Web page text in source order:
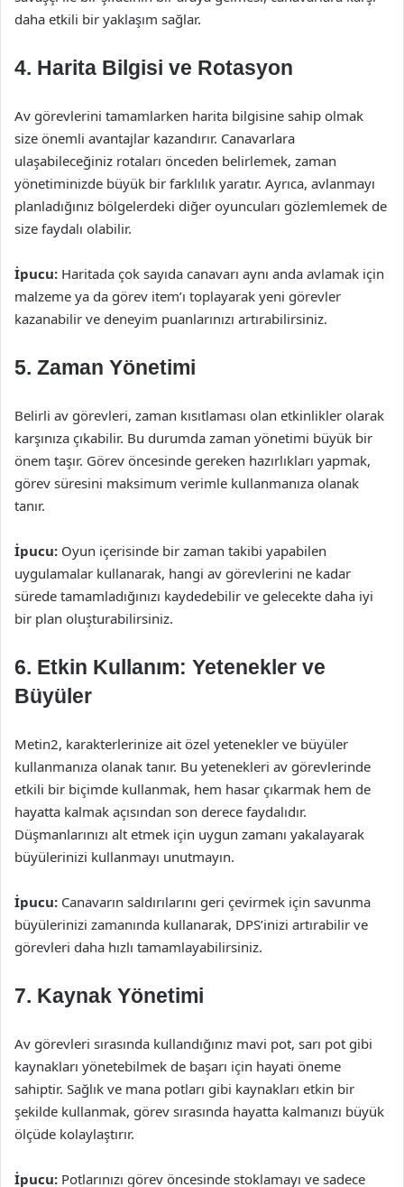
daha etkili bir yaklaşım sağlar.
4. Harita Bilgisi ve Rotasyon
Av görevlerini tamamlarken harita bilgisine sahip olmak
size önemli avantajlar kazandırır. Canavarlara
ulaşabileceğiniz rotaları önceden belirlemek, zaman
yönetiminizde büyük bir farklılık yaratır. Ayrıca, avlanmayı
planladığınız bölgelerdeki diğer oyuncuları gözlemlemek de
size faydalı olabilir.
İpucu: Haritada çok sayıda canavarı aynı anda avlamak için
malzeme ya da görev item’ı toplayarak yeni görevler
kazanabilir ve deneyim puanlarınızı artırabilirsiniz.
5. Zaman Yönetimi
Belirli av görevleri, zaman kısıtlaması olan etkinlikler olarak
karşınıza çıkabilir. Bu durumda zaman yönetimi büyük bir
önem taşır. Görev öncesinde gereken hazırlıkları yapmak,
görev süresini maksimum verimle kullanmanıza olanak
tanır.
İpucu: Oyun içerisinde bir zaman takibi yapabilen
uygulamalar kullanarak, hangi av görevlerini ne kadar
sürede tamamladığınızı kaydedebilir ve gelecekte daha iyi
bir plan oluşturabilirsiniz.
6. Etkin Kullanım: Yetenekler ve
Büyüler
Metin2, karakterlerinize ait özel yetenekler ve büyüler
kullanmanıza olanak tanır. Bu yetenekleri av görevlerinde
etkili bir biçimde kullanmak, hem hasar çıkarmak hem de
hayatta kalmak açısından son derece faydalıdır.
Düşmanlarınızı alt etmek için uygun zamanı yakalayarak
büyülerinizi kullanmayı unutmayın.
İpucu: Canavarın saldırılarını geri çevirmek için savunma
büyülerinizi zamanında kullanarak, DPS’inizi artırabilir ve
görevleri daha hızlı tamamlayabilirsiniz.
7. Kaynak Yönetimi
Av görevleri sırasında kullandığınız mavi pot, sarı pot gibi
kaynakları yönetebilmek de başarı için hayati öneme
sahiptir. Sağlık ve mana potları gibi kaynakları etkin bir
şekilde kullanmak, görev sırasında hayatta kalmanızı büyük
ölçüde kolaylaştırır.
İpucu: Potlarınızı görev öncesinde stoklamayı ve sadece